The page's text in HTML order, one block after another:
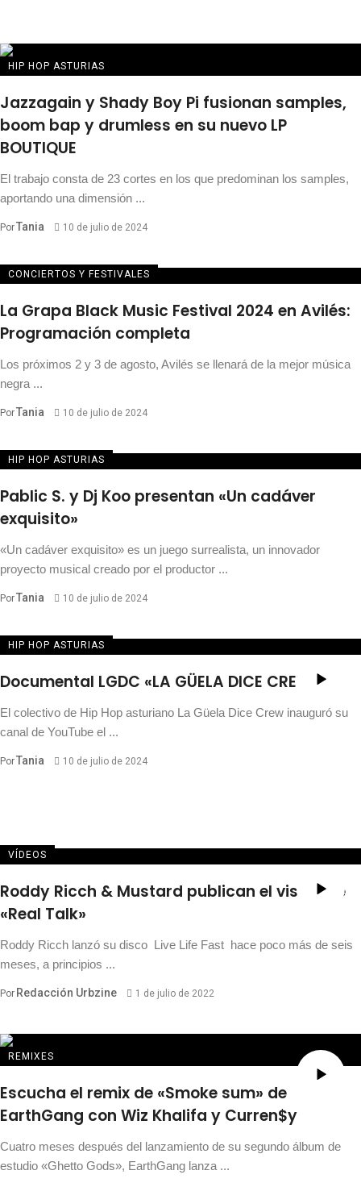
HIP HOP ASTURIAS
Jazzagain y Shady Boy Pi fusionan samples,
boom bap y drumless en su nuevo LP
BOUTIQUE
El trabajo consta de 23 cortes en los que predominan los samples,
aportando una dimensión ...
PorTania 10 de julio de 2024
CONCIERTOS Y FESTIVALES
La Grapa Black Music Festival 2024 en Avilés:
Programación completa
Los próximos 2 y 3 de agosto, Avilés se llenará de la mejor música
negra ...
PorTania 10 de julio de 2024
HIP HOP ASTURIAS
Pablic S. y Dj Koo presentan «Un cadáver
exquisito»
«Un cadáver exquisito» es un juego surrealista, un innovador
proyecto musical creado por el productor ...
PorTania 10 de julio de 2024
HIP HOP ASTURIAS
Documental LGDC «LA GÜELA DICE CREW»
El colectivo de Hip Hop asturiano La Güela Dice Crew inauguró su
canal de YouTube el ...
PorTania 10 de julio de 2024
VÍDEOS
Roddy Ricch & Mustard publican el visual de
«Real Talk»
Roddy Ricch lanzó su disco Live Life Fast hace poco más de seis
meses, a principios ...
Por Redacción Urbzine 1 de julio de 2022
REMIXES
Escucha el remix de «Smoke sum» de
EarthGang con Wiz Khalifa y Curren$y
Cuatro meses después del lanzamiento de su segundo álbum de
estudio «Ghetto Gods», EarthGang lanza ...